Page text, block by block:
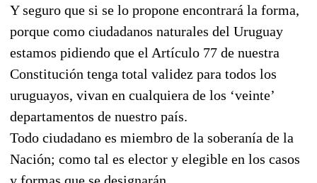
Y seguro que si se lo propone encontrará la forma,
porque como ciudadanos naturales del Uruguay
estamos pidiendo que el Artículo 77 de nuestra
Constitución tenga total validez para todos los
uruguayos, vivan en cualquiera de los ‘veinte’
departamentos de nuestro país.
Todo ciudadano es miembro de la soberanía de la
Nación; como tal es elector y elegible en los casos